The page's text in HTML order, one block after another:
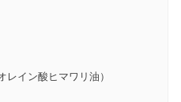
イン酸ヒマワリ油）